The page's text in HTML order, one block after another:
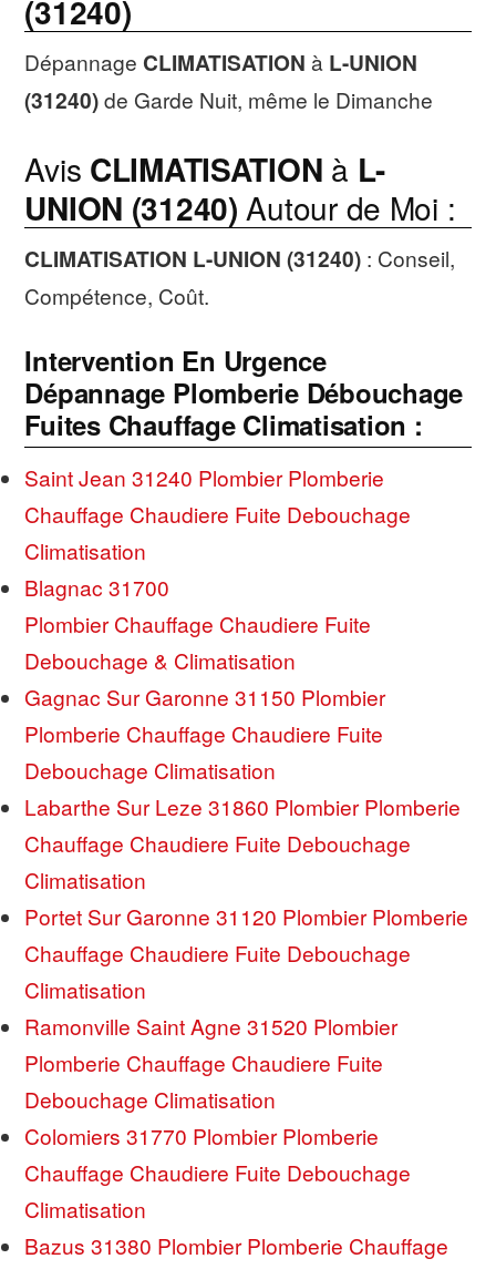
(31240)
Dépannage CLIMATISATION à L-UNION
(31240)de Garde Nuit, même le Dimanche
Avis CLIMATISATION à L-
UNION (31240) Autour de Moi :
CLIMATISATION L-UNION (31240) : Conseil,
Compétence, Coût.
Intervention En Urgence
Dépannage Plomberie Débouchage
Fuites Chauffage Climatisation :
Saint Jean 31240 Plombier Plomberie
Chauffage Chaudiere Fuite Debouchage
Climatisation
Blagnac 31700
Plombier Chauffage Chaudiere Fuite
Debouchage & Climatisation
Gagnac Sur Garonne 31150 Plombier
Plomberie Chauffage Chaudiere Fuite
Debouchage Climatisation
Labarthe Sur Leze 31860 Plombier Plomberie
Chauffage Chaudiere Fuite Debouchage
Climatisation
Portet Sur Garonne 31120 Plombier Plomberie
Chauffage Chaudiere Fuite Debouchage
Climatisation
Ramonville Saint Agne 31520 Plombier
Plomberie Chauffage Chaudiere Fuite
Debouchage Climatisation
Colomiers 31770 Plombier Plomberie
Chauffage Chaudiere Fuite Debouchage
Climatisation
Bazus 31380 Plombier Plomberie Chauffage